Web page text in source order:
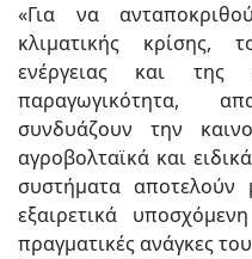
«Για να
κλιματικής κρίσης,
ενέργειας και της
παραγωγικότητα,
συνδυάζουν την
αγροβολταϊκά και
συστήματα αποτελούν
εξαιρετικά
πραγματικές ανάγκες